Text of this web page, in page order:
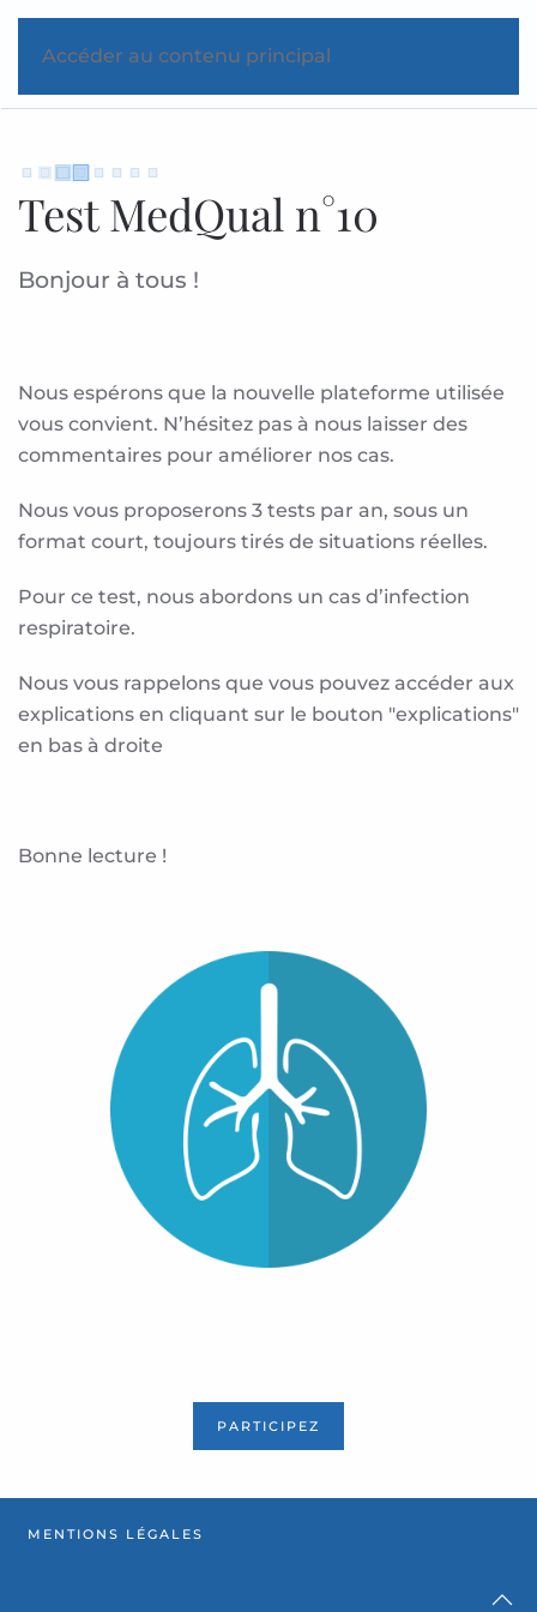
Accéder au contenu principal
Test MedQual n°10
Bonjour à tous !
Nous espérons que la nouvelle plateforme utilisée
vous convient. N’hésitez pas à nous laisser des
commentaires pour améliorer nos cas.
Nous vous proposerons 3 tests par an, sous un
format court, toujours tirés de situations réelles.
Pour ce test, nous abordons un cas d’infection
respiratoire.
Nous vous rappelons que vous pouvez accéder aux
explications en cliquant sur le bouton "explications"
en bas à droite
Bonne lecture !
PARTICIPEZ
MENTIONS LÉGALES